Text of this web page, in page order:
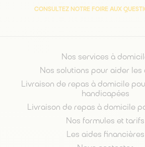
CONSULTEZ NOTRE FOIRE AUX
Nos services à
Nos solutions pour aider les
Livraison de repas à domicile
handicapées
Livraison de repas à domicile
Nos formules et tarifs
Les aides financières